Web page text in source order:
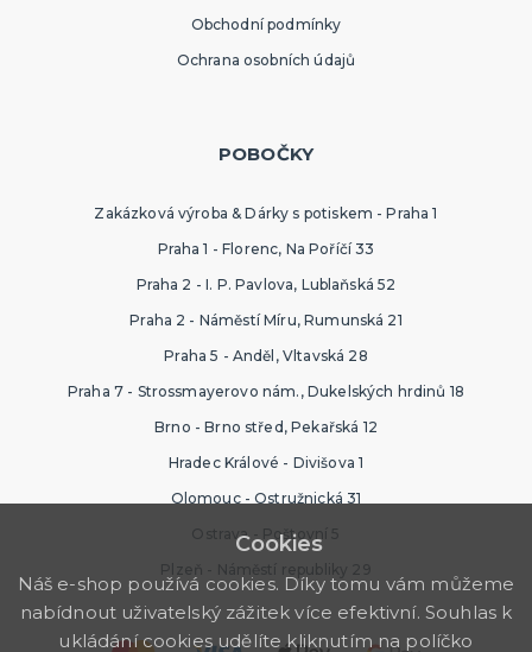
Obchodní podmínky
Ochrana osobních údajů
POBOČKY
Zakázková výroba & Dárky s potiskem - Praha 1
Praha 1 - Florenc, Na Poříčí 33
Praha 2 - I. P. Pavlova, Lublaňská 52
Praha 2 - Náměstí Míru, Rumunská 21
Praha 5 - Anděl, Vltavská 28
Praha 7 - Strossmayerovo nám., Dukelských hrdinů 18
Brno - Brno střed, Pekařská 12
Hradec Králové - Divišova 1
Olomouc - Ostružnická 31
Ostrava - Poštovní 5
Plzeň - Náměstí republiky 29
Cookies
Náš e-shop používá cookies. Díky tomu vám můžeme
nabídnout uživatelský zážitek více efektivní. Souhlas k
ukládání cookies udělíte kliknutím na políčko